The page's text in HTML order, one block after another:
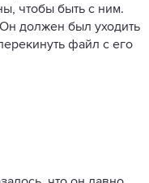
чтобы быть с ним.
должен был уходить
файл с его